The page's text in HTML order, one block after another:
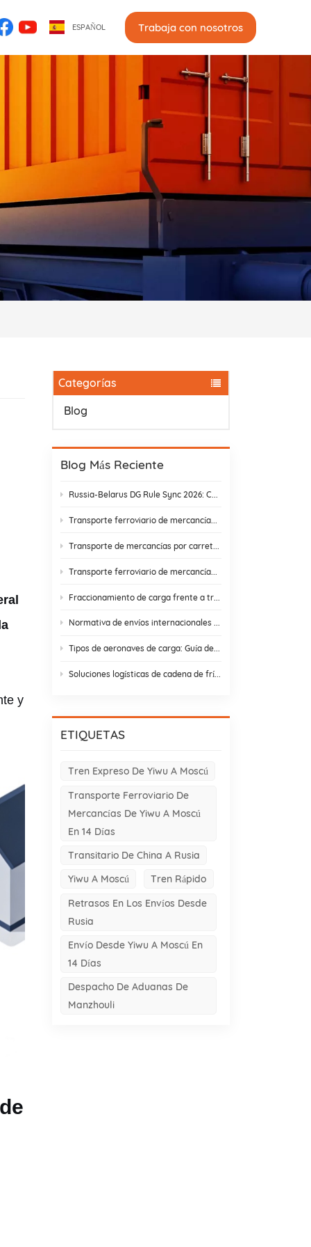
ESPAÑOL Trabaja con nosotros
Categorías
Blog
Blog Más Reciente
Normativa de envíos internacionales y cumplimiento normativo en el comercio electrónico | DR Trans
Tipos de aeronaves de carga: Guía de variantes de aviones de carga para el comercio entre Asia y Europa
Soluciones logísticas de cadena de frío: 9 elementos esenciales y estrategias de diseño
ETIQUETAS
Tren Expreso De Yiwu A Moscú
Transporte Ferroviario De
Mercancías De Yiwu A Moscú
En 14 Días
Transitario De China A Rusia
Yiwu A Moscú
Tren Rápido
Retrasos En Los Envíos Desde
Rusia
Envío Desde Yiwu A Moscú En
14 Días
Despacho De Aduanas De
Manzhouli
y